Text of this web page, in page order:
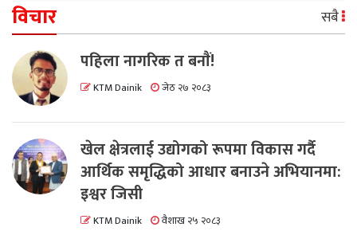
विचार सबै
पहिला नागरिक त बनाैं!
KTM Dainik जेठ २७ २०८३
खेल क्षेत्रलाई उद्योगको रूपमा विकास गर्दै
आर्थिक समृद्धिको आधार बनाउने अभियानमा:
इश्वर जिसी
KTM Dainik वैशाख २५ २०८३